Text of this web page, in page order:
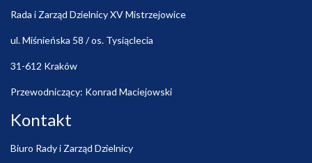
Rada i Zarząd Dzielnicy XV Mistrzejowice
ul. Miśnieńska 58 / os. Tysiąclecia
31-612 Kraków
Przewodniczący: Konrad Maciejowski
Kontakt
Biuro Rady i Zarząd Dzielnicy